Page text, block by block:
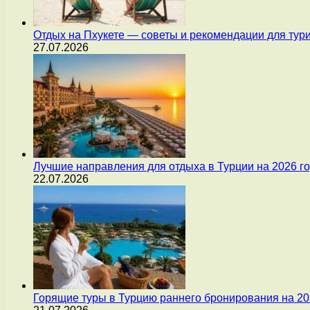
Отдых на Пхукете — советы и рекомендации для
27.07.2026
Лучшие направления для отдыха в Турции на 2026
22.07.2026
Горящие туры в Турцию раннего бронирования на